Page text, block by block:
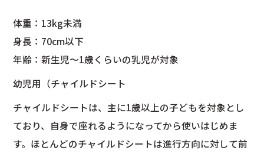
体重：13kg未満
身長：70cm以下
年齢：新生児～1歳くらいの乳児が対象
幼児用（チャイルドシート
チャイルドシートは、主に1歳以上の子どもを対象とし
ており、自身で座れるようになってから使いはじめま
す。ほとんどのチャイルドシートは進行方向に対して前